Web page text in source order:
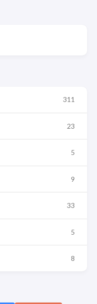
311
23
5
9
33
5
8